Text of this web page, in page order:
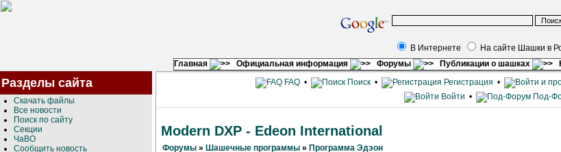
В Интернете
На сайте Шашки в
Главная
Официальная информация Форумы Публикации о шашках
Разделы сайта
Скачать файлы
Все новости
Поиск по сайту
Секции
ЧаВО
Сообщить новость
FAQ• Поиск• Регистрация •
Войти • Под-
Modern DXP - Edeon International
Форумы » Шашечные программы » Программа Эдэон